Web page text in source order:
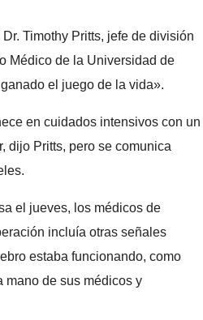
Timothy Pritts, jefe de división
Médico de la Universidad de
el juego de la vida».
en cuidados intensivos con un
dijo Pritts, pero se comunica
el jueves, los médicos de
incluía otras señales
estaba funcionando, como
mano de sus médicos y